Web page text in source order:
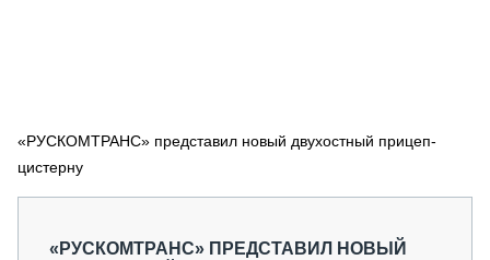
СПЕЦПРОЕКТЫ
МЕРОПРИЯТИЯ
СТАТЬИ ПО КАТЕГОРИЯМ ТЕХНИКИ
«РУСКОМТРАНС» представил новый двухостный прицеп-
цистерну
«РУСКОМТРАНС» ПРЕДСТАВИЛ НОВЫЙ